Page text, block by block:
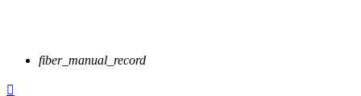
fiber_manual_record
